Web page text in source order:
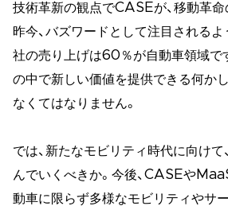
技術革新の観点でCASEが、移動革命
昨今、バズワードとして注目されるよ
社の売り上げは60％が自動車領域で
の中で新しい価値を提供できる何か
なくてはなりません。
では、新たなモビリティ時代に向けて
んでいくべきか。今後、CASEや
動車に限らず多様なモビリティやサ